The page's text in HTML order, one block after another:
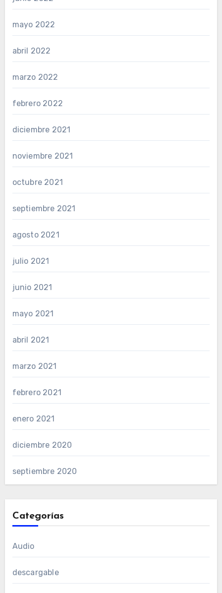
mayo 2022
abril 2022
marzo 2022
febrero 2022
diciembre 2021
noviembre 2021
octubre 2021
septiembre 2021
agosto 2021
julio 2021
junio 2021
mayo 2021
abril 2021
marzo 2021
febrero 2021
enero 2021
diciembre 2020
septiembre 2020
Categorías
Audio
descargable